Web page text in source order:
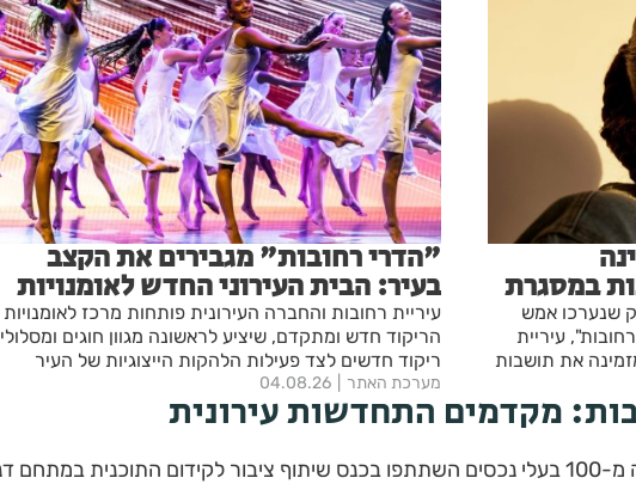
במסגרת
שנערכו אמש
בספורטק העירוני במסגרת "קיץ LIVE רחובות", עיריית
את תושבות
מקסימיליאן -
"הדרי רחובות" מגבירים את הקצב
בעיר: הבית העירוני החדש לאומנויות
הריקוד נפתח ברחובות
עיריית רחובות והחברה העירונית פותחות מרכז לאומנויות
הריקוד חדש ומתקדם, שיציע לראשונה מגוון חוגים ומסלולי
ריקוד חדשים לצד פעילות הלהקות הייצוגיות של העיר
מערכת האתר 04.08.26
מקדמים התחדשות עירונית
התוכנית במתחם דניה